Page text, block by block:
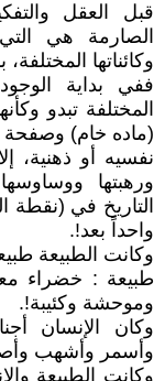
قبل العقل
الصارمة هي
وكائناتها
ففي بداية الوجود
المختلفة تبدو
(ماده خام) وصفحة
نفسيه أو ذهنية،
ورهبتها
التاريخ في
واحداً بعد!.
وكانت الطبيعة
طبيعة : خضراء
وموحشة وكئيبة!.
وكان الإنسان
وأسمر وأشهب
وكانت الطبيعة